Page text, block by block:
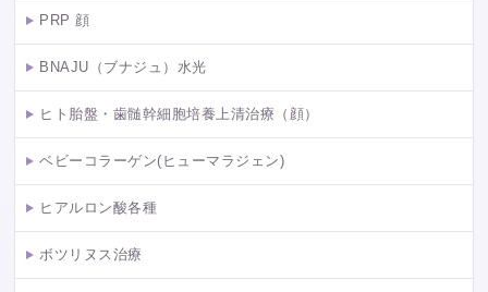
PRP 顔
BNAJU（ブナジュ）水光
ヒト胎盤・歯髄幹細胞培養上清治療（顔）
ベビーコラーゲン(ヒューマラジェン)
ヒアルロン酸各種
ボツリヌス治療